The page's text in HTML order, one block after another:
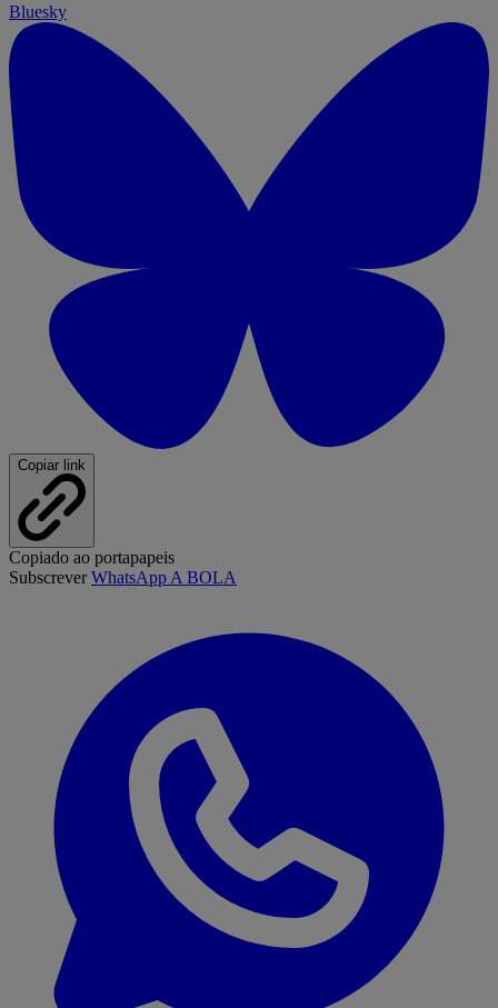
Bluesky
Copiar link
Copiado ao portapapeis
SubscreverWhatsApp A BOLA